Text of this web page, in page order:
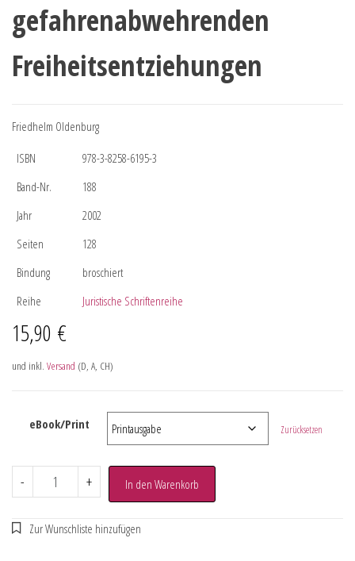
gefahrenabwehrenden
Freiheitsentziehungen
Friedhelm Oldenburg
ISBN
978-3-8258-6195-3
Band-Nr.
188
Jahr
2002
Seiten
128
Bindung
broschiert
Reihe
Juristische Schriftenreihe
15,90 €
und inkl. Versand (D, A, CH)
eBook/Print Zurücksetzen
- + In den Warenkorb